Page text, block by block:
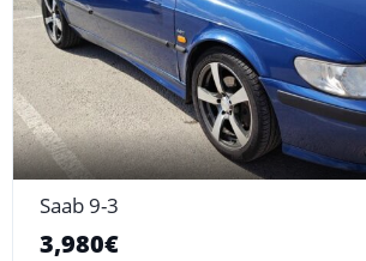
Saab 9-3
3,980€